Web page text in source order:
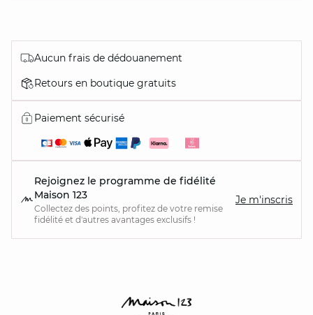
Aucun frais de dédouanement
Retours en boutique gratuits
Paiement sécurisé
Rejoignez le programme de fidélité
Maison 123
Collectez des points, profitez de votre remise
fidélité et d'autres avantages exclusifs !
Je m'inscris